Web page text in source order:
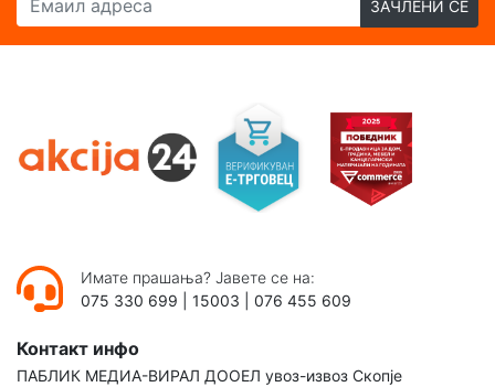
ЗАЧЛЕНИ СЕ
Имате прашања? Јавете се на:
075 330 699
15003 076 455 609
Контакт инфо
ПАБЛИК МЕДИА-ВИРАЛ ДООЕЛ увоз-извоз Скопје